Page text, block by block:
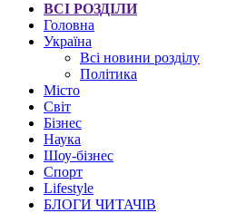
ВСІ РОЗДІЛИ
Головна
Україна
Всі новини розділу
Політика
Місто
Світ
Бізнес
Наука
Шоу-бізнес
Спорт
Lifestyle
БЛОГИ ЧИТАЧІВ